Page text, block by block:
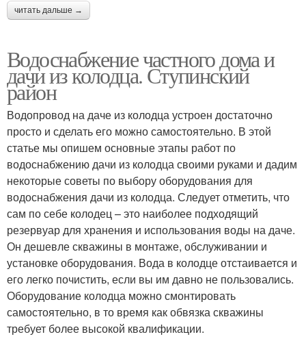
читать дальше →
Водоснабжение частного дома и
дачи из колодца. Ступинский
район
Водопровод на даче из колодца устроен достаточно
просто и сделать его можно самостоятельно. В этой
статье мы опишем основные этапы работ по
водоснабжению дачи из колодца своими руками и дадим
некоторые советы по выбору оборудования для
водоснабжения дачи из колодца. Следует отметить, что
сам по себе колодец – это наиболее подходящий
резервуар для хранения и использования воды на даче.
Он дешевле скважины в монтаже, обслуживании и
установке оборудования. Вода в колодце отстаивается и
его легко почистить, если вы им давно не пользовались.
Оборудование колодца можно смонтировать
самостоятельно, в то время как обвязка скважины
требует более высокой квалификации.